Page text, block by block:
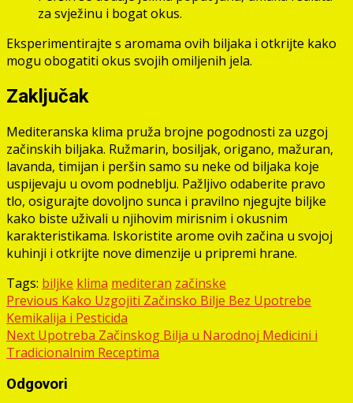
za svježinu i bogat okus.
Eksperimentirajte s aromama ovih biljaka i otkrijte kako
mogu obogatiti okus svojih omiljenih jela.
Zaključak
Mediteranska klima pruža brojne pogodnosti za uzgoj
začinskih biljaka. Ružmarin, bosiljak, origano, mažuran,
lavanda, timijan i peršin samo su neke od biljaka koje
uspijevaju u ovom podneblju. Pažljivo odaberite pravo
tlo, osigurajte dovoljno sunca i pravilno njegujte biljke
kako biste uživali u njihovim mirisnim i okusnim
karakteristikama. Iskoristite arome ovih začina u svojoj
kuhinji i otkrijte nove dimenzije u pripremi hrane.
Tags: biljke klima mediteran začinske
Post
navigation
Previous Kako Uzgojiti Začinsko Bilje Bez Upotrebe
Kemikalija i Pesticida
Next Upotreba Začinskog Bilja u Narodnoj Medicini i
Tradicionalnim Receptima
Odgovori